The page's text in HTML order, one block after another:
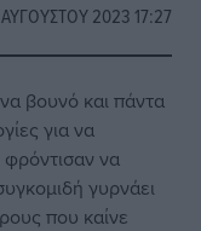
2023 17:27
βουνό και πάντα
για να
να
γυρνάει
που καίνε